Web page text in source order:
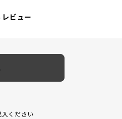
レビュー
ください